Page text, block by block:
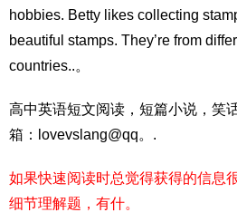
hobbies. Betty likes collecting
beautiful stamps. They’re from
countries..。
高中英语短文阅读，短篇小说，笑
箱：lovevslang@qq。.
如果快速阅读时总觉得获得的信息
细节理解题，有什。